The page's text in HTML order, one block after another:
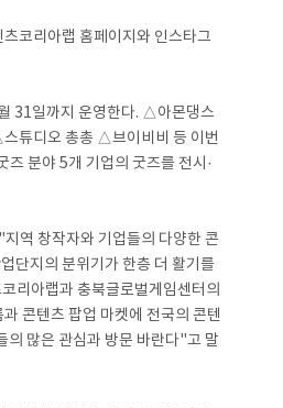
코리아랩 홈페이지와 인스타그
31일까지 운영한다. △아몬댕스
튜디오 총총 △브이비비 등 이번
즈 분야 5개 기업의 굿즈를 전시·
역 창작자와 기업들의 다양한 콘
단지의 분위기가 한층 더 활기를
리아랩과 충북글로벌게임센터의
콘텐츠 팝업 마켓에 전국의 콘텐
의 많은 관심과 방문 바란다"고 말